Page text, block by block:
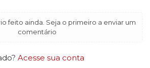
feito ainda. Seja o primeiro a enviar um
comentário
Acesse sua conta